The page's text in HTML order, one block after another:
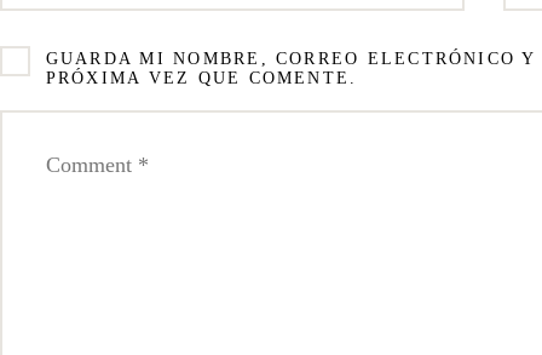
GUARDA MI NOMBRE, CORREO ELECTRÓNICO
PRÓXIMA VEZ QUE COMENTE.